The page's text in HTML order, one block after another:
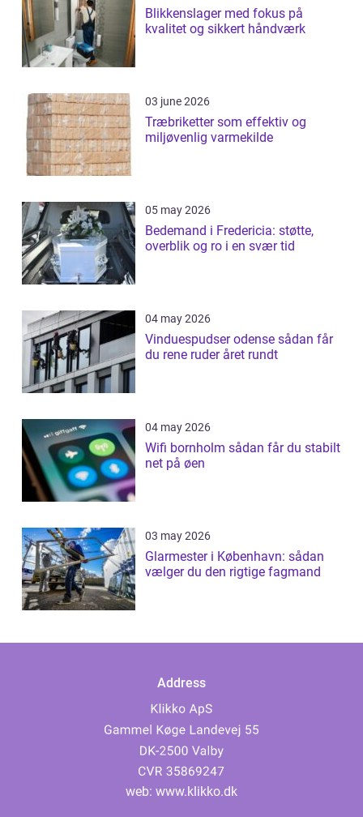
Blikkenslager med fokus på
kvalitet og sikkert håndværk
03 june 2026
Træbriketter som effektiv og
miljøvenlig varmekilde
05 may 2026
Bedemand i Fredericia: støtte,
overblik og ro i en svær tid
04 may 2026
Vinduespudser odense sådan får
du rene ruder året rundt
04 may 2026
Wifi bornholm sådan får du stabilt
net på øen
03 may 2026
Glarmester i København: sådan
vælger du den rigtige fagmand
Address
web: www.klikko.dk